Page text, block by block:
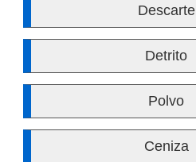
Descarte
Detrito
Polvo
Ceniza